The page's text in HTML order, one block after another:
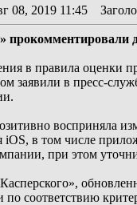
08, 2019 11:45
прокомментировали
в правила оценки
заявили в пресс-
восприняла
iOS, в том числе
при этом
соответствию